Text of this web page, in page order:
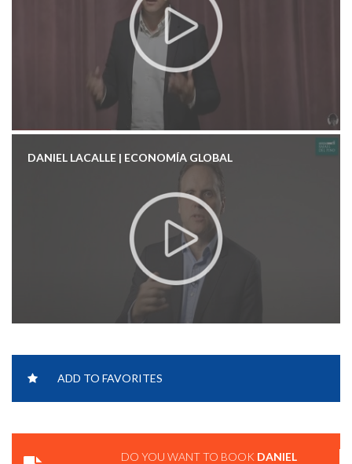
DANIEL LACALLE | ECONOMÍA GLOBAL
DANIEL LACALLE | COVID-19
ADD TO FAVORITES
DO YOU WANT TO BOOK DANIEL